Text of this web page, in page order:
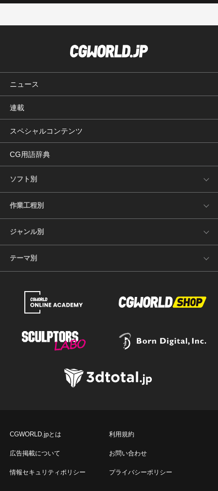
ニュース
連載
スペシャルコンテンツ
CG用語辞典
ソフト別
作業工程別
ジャンル別
テーマ別
CGWORLD.jpとは 利用規約
広告掲載について お問い合わせ
情報セキュリティポリシー プライバシーポリシー